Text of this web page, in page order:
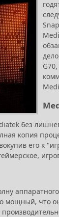
без
копия
его к
мощный, что